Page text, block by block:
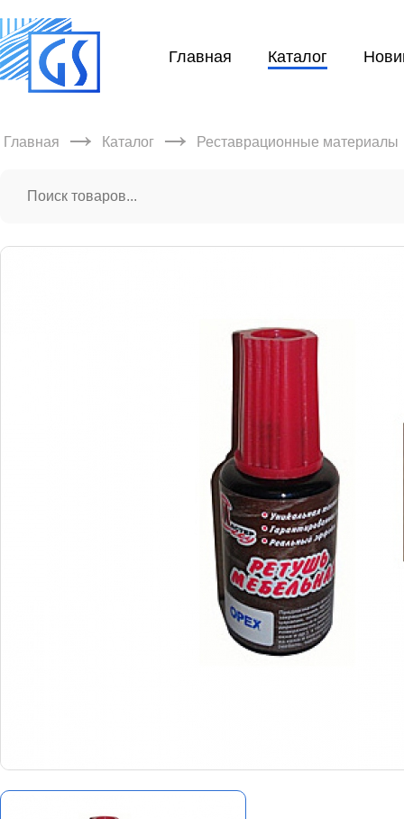
Главная Каталог
Главная → Каталог → Реставрационные материалы